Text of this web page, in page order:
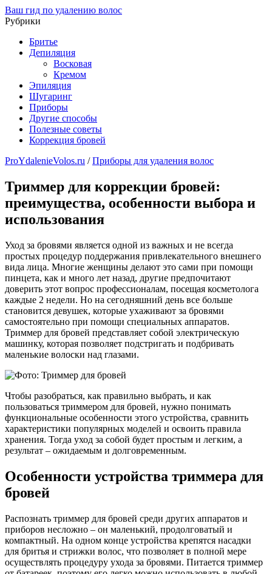
Ваш гид по удалению волос
Рубрики
Бритье
Депиляция
Восковая
Кремом
Эпиляция
Шугаринг
Приборы
Другие способы
Полезные советы
Коррекция бровей
ProYdalenieVolos.ru / Приборы для удаления волос
Триммер для коррекции бровей:
преимущества, особенности выбора и
использования
Уход за бровями является одной из важных и не всегда
простых процедур поддержания привлекательного внешнего
вида лица. Многие женщины делают это сами при помощи
пинцета, как и много лет назад, другие предпочитают
доверить этот вопрос профессионалам, посещая косметолога
каждые 2 недели. Но на сегодняшний день все больше
становится девушек, которые ухаживают за бровями
самостоятельно при помощи специальных аппаратов.
Триммер для бровей представляет собой электрическую
машинку, которая позволяет подстригать и подбривать
маленькие волоски над глазами.
Чтобы разобраться, как правильно выбрать, и как
пользоваться триммером для бровей, нужно понимать
функциональные особенности этого устройства, сравнить
характеристики популярных моделей и освоить правила
хранения. Тогда уход за собой будет простым и легким, а
результат – ожидаемым и долговременным.
Особенности устройства триммера для
бровей
Распознать триммер для бровей среди других аппаратов и
приборов несложно – он маленький, продолговатый и
компактный. На одном конце устройства крепятся насадки
для бритья и стрижки волос, что позволяет в полной мере
осуществлять процедуру ухода за бровями. Питается триммер